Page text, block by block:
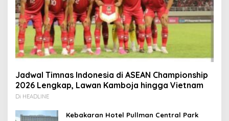
Jadwal Timnas Indonesia di ASEAN Championship
2026 Lengkap, Lawan Kamboja hingga Vietnam
Di HEADLINE
Kebakaran Hotel Pullman Central Park